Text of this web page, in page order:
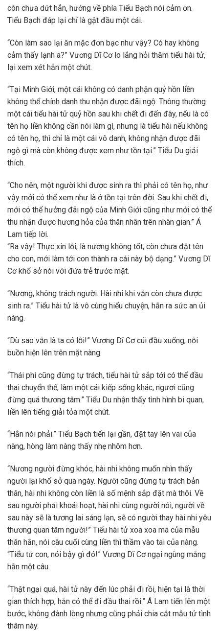
còn chưa dứt hẳn, hướng về phía Tiểu Bạch nói cảm ơn.
Tiểu Bạch đáp lại chỉ là gật đầu một cái.
“Còn làm sao lại ăn mặc đơn bạc như vậy? Có hay không
cảm thấy lạnh a?” Vương Dĩ Cơ lo lắng hỏi thăm tiểu hài tử,
lại xem xét hắn một chút.
“Tại Minh Giới, một cái không có danh phận quỷ hồn liền
không thể chính danh thu nhận được đãi ngộ. Thông thường
một cái tiểu hài tử quỷ hồn sau khi chết đi đến đây, nếu là có
tên họ liền không cần nói làm gì, nhưng là tiểu hài nếu không
có tên họ, thì chỉ là một cái vô danh, không nhận được đãi
ngộ gì mà còn không được xem như tồn tại.” Tiểu Du giải
thích.
“Cho nên, một người khi được sinh ra thì phải có tên họ, như
vậy mới có thể xem như là ở tồn tại trên đời. Sau khi chết đi,
mới có thể hưởng đãi ngộ của Minh Giới cũng như mới có thể
thu nhận được hương hỏa của thân nhân trên nhân gian.” Á
Lam tiếp lời.
“Ra vậy! Thực xin lỗi, là nương không tốt, còn chưa đặt tên
cho con, mới làm tới con thành ra cái này bộ dạng.” Vương Dĩ
Cơ khổ sở nói với đứa trẻ trước mặt.
“Nương, không trách người. Hài nhi khi vẫn còn chưa được
sinh ra.” Tiểu hài tử là vô cùng hiểu chuyện, hắn ra sức an ủi
nàng.
“Dù sao vẫn là ta có lỗi!” Vương Dĩ Cơ cúi đầu xuống, nỗi
buồn hiện lên trên mặt nàng.
“Thái phi cũng đừng tự trách, tiểu hài tử sắp tới có thể đầu
thai chuyển thế, làm một cái kiếp sống khác, ngươi cũng
đừng quá thương tâm.” Tiểu Du nhận thấy tình hình bi quan,
liền lên tiếng giải tỏa một chút.
“Hắn nói phải.” Tiểu Bạch tiến lại gần, đặt tay lên vai của
nàng, hòng làm nàng thấy nhẹ nhõm hơn.
“Nương người đừng khóc, hài nhi không muốn nhìn thấy
người lại khổ sở qua ngày. Người cũng đừng tự trách bản
thân, hài nhi không còn liền là số mệnh sắp đặt mà thôi. Về
sau người phải khoái hoạt, hài nhi cùng người nói, người về
sau này sẽ là tương lai sáng lạn, sẽ có người thay hài nhi yêu
thương quan tâm người!” Tiểu hài tử xoa xoa má của mẫu
thân hắn, nói câu cuối cùng liền thì thầm vào tai của nàng.
“Tiểu tử con, nói bậy gì đó!” Vương Dĩ Cơ ngại ngùng mắng
hắn một câu.
“Thật ngại quá, hài tử này đến lúc phải đi rồi, hiện tại là thời
gian thích hợp, hắn có thể đi đầu thai rồi.” Á Lam tiến lên một
bước, không đành lòng nhưng cũng phải chia cắt mẫu tử tình
thâm này.